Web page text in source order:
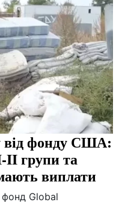
від фонду США:
II групи та
виплати
Global